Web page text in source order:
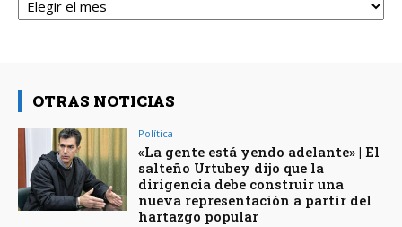
OTRAS NOTICIAS
Política
«La gente está yendo adelante» | El
salteño Urtubey dijo que la
dirigencia debe construir una
nueva representación a partir del
hartazgo popular